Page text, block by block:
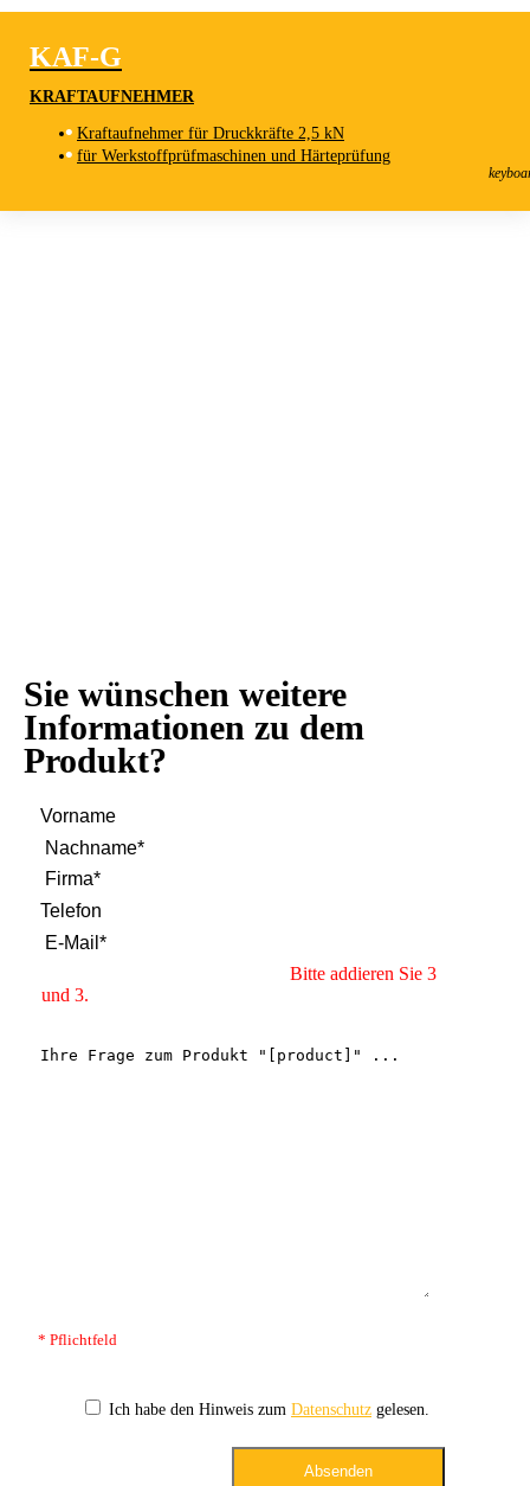
KAF-G
KAF-G
KRAFTAUFNEHMER
Kraftaufnehmer für Druckkräfte 2,5 kN
für Werkstoffprüfmaschinen und Härteprüfung
Sie wünschen weitere
Informationen zu dem
Produkt?
Bitte addieren Sie 3
und 3.
* Pflichtfeld
Ich habe den Hinweis zum Datenschutz gelesen.
Absenden